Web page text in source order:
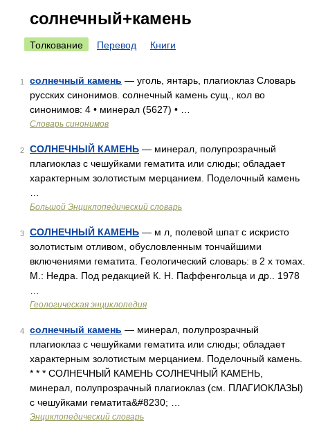
солнечный+камень
Толкование Перевод Книги
1 солнечный камень — уголь, янтарь, плагиоклаз Словарь
русских синонимов. солнечный камень сущ., кол во
синонимов: 4 • минерал (5627) • …
Словарь синонимов
2 СОЛНЕЧНЫЙ КАМЕНЬ — минерал, полупрозрачный
плагиоклаз с чешуйками гематита или слюды; обладает
характерным золотистым мерцанием. Поделочный камень
Большой Энциклопедический словарь
3 СОЛНЕЧНЫЙ КАМЕНЬ — м л, полевой шпат с искристо
золотистым отливом, обусловленным тончайшими
включениями гематита. Геологический словарь: в 2 х томах.
М.: Недра. Под редакцией К. Н. Паффенгольца и др.. 1978
Геологическая энциклопедия
4 солнечный камень — минерал, полупрозрачный
плагиоклаз с чешуйками гематита или слюды; обладает
характерным золотистым мерцанием. Поделочный камень.
* * * СОЛНЕЧНЫЙ КАМЕНЬ СОЛНЕЧНЫЙ КАМЕНЬ,
минерал, полупрозрачный плагиоклаз (см. ПЛАГИОКЛАЗЫ)
с чешуйками гематита&#8230; …
Энциклопедический словарь